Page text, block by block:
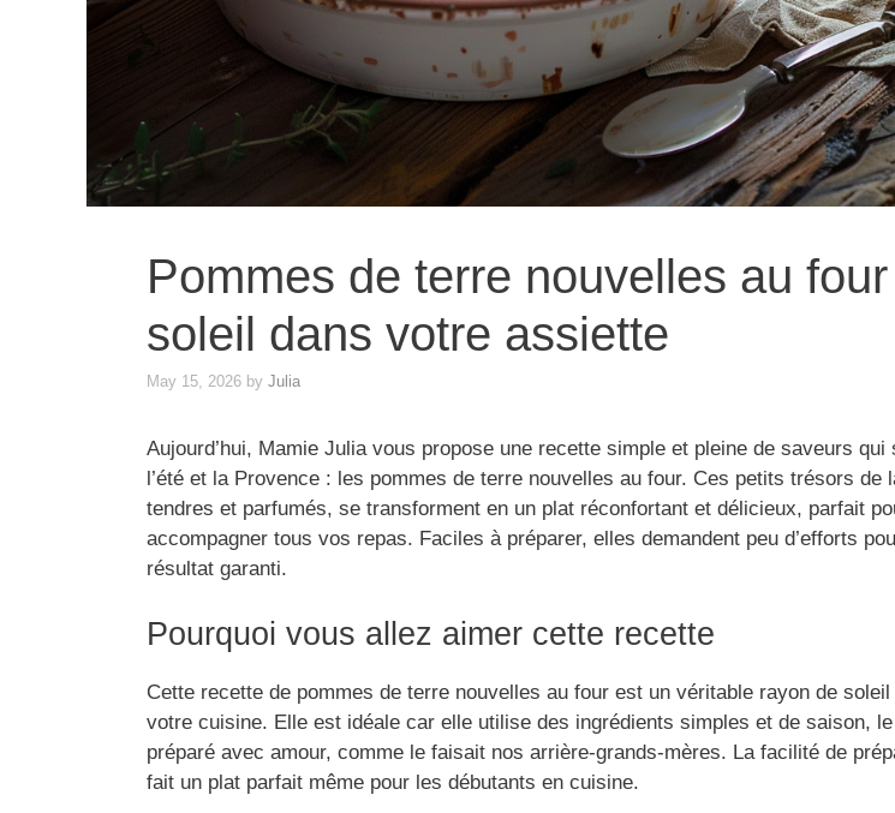
Pommes de terre nouvelles au
soleil dans votre assiette
May 15, 2026 by Julia
Aujourd’hui, Mamie Julia vous propose une recette simple et pleine de saveurs qui
l’été et la Provence : les pommes de terre nouvelles au four. Ces petits trésors de
tendres et parfumés, se transforment en un plat réconfortant et délicieux, parfait
accompagner tous vos repas. Faciles à préparer, elles demandent peu d’efforts
résultat garanti.
Pourquoi vous allez aimer cette recette
Cette recette de pommes de terre nouvelles au four est un véritable rayon de soleil
votre cuisine. Elle est idéale car elle utilise des ingrédients simples et de saison,
préparé avec amour, comme le faisait nos arrière-grands-mères. La facilité de
fait un plat parfait même pour les débutants en cuisine.